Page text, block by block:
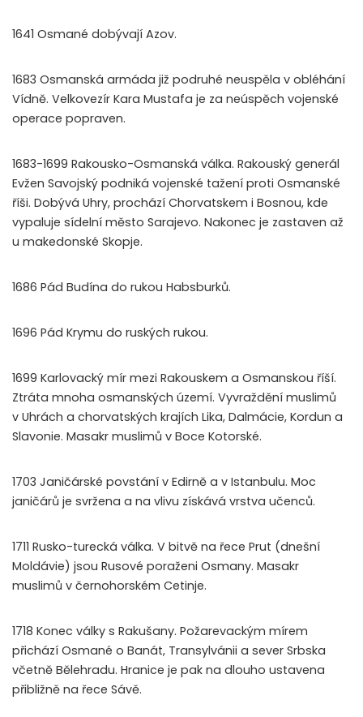
1641 Osmané dobývají Azov.
1683 Osmanská armáda již podruhé neuspěla v obléhání
Vídně. Velkovezír Kara Mustafa je za neúspěch vojenské
operace popraven.
1683-1699 Rakousko-Osmanská válka. Rakouský generál
Evžen Savojský podniká vojenské tažení proti Osmanské
říši. Dobývá Uhry, prochází Chorvatskem i Bosnou, kde
vypaluje sídelní město Sarajevo. Nakonec je zastaven až
u makedonské Skopje.
1686 Pád Budína do rukou Habsburků.
1696 Pád Krymu do ruských rukou.
1699 Karlovacký mír mezi Rakouskem a Osmanskou říší.
Ztráta mnoha osmanských území. Vyvraždění muslimů
v Uhrách a chorvatských krajích Lika, Dalmácie, Kordun a
Slavonie. Masakr muslimů v Boce Kotorské.
1703 Janičárské povstání v Edirně a v Istanbulu. Moc
janičárů je svržena a na vlivu získává vrstva učenců.
1711 Rusko-turecká válka. V bitvě na řece Prut (dnešní
Moldávie) jsou Rusové poraženi Osmany. Masakr
muslimů v černohorském Cetinje.
1718 Konec války s Rakušany. Požarevackým mírem
přichází Osmané o Banát, Transylvánii a sever Srbska
včetně Bělehradu. Hranice je pak na dlouho ustavena
přibližně na řece Sávě.